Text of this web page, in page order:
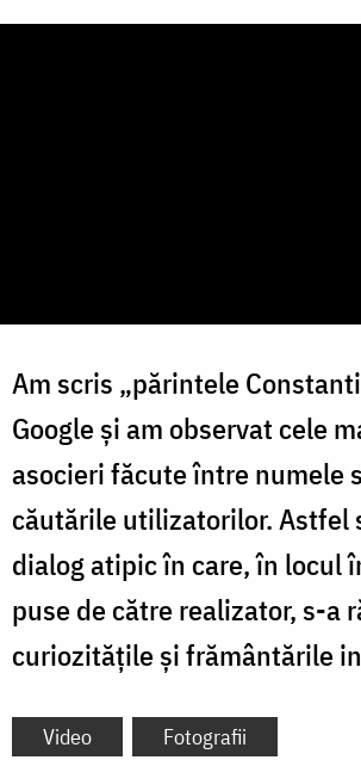
Am scris „părintele
Google și am observat cele
asocieri făcute între numele
căutările utilizatorilor. Astfel
dialog atipic în care, în locul
puse de către realizator, s-a
curiozitățile și frământările
Video Fotografii